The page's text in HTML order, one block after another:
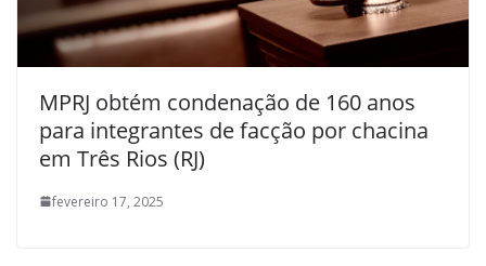
MPRJ obtém condenação de 160 anos
para integrantes de facção por chacina
em Três Rios (RJ)
fevereiro 17, 2025